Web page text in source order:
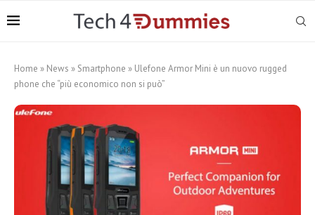
Home » News » Smartphone » Ulefone Armor Mini è un nuovo rugged
phone che “più economico non si può”